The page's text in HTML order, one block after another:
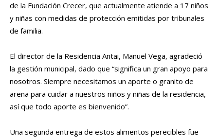
de la Fundación Crecer, que actualmente atiende a 17 niños
y niñas con medidas de protección emitidas por tribunales
de familia.
El director de la Residencia Antai, Manuel Vega, agradeció
la gestión municipal, dado que “significa un gran apoyo para
nosotros. Siempre necesitamos un aporte o granito de
arena para cuidar a nuestros niños y niñas de la residencia,
así que todo aporte es bienvenido”.
Una segunda entrega de estos alimentos perecibles fue